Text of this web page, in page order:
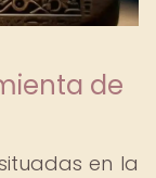
de
en la